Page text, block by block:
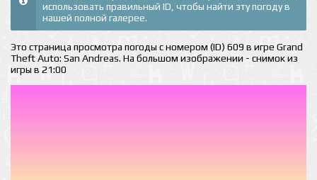
использовать правильный ID, чтобы найти эту погоду в
нашей полной галерее.
Это страница просмотра погоды с номером (ID) 609 в игре Grand
Theft Auto: San Andreas. На большом изображении - снимок из
игры в 21:00